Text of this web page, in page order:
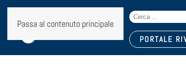
Passa al contenuto principale
Seguici sui social:
Search
for:
PORTALE